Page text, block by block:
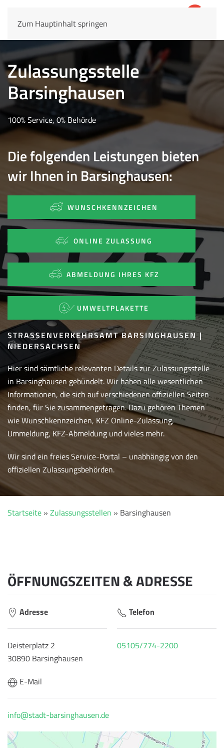
Zum Hauptinhalt springen
Zulassungsstelle
Barsinghausen
100% Service, 0% Behörde
Die folgenden Leistungen bieten
wir Ihnen in Barsinghausen:
WUNSCHKENNZEICHEN
ONLINE ZULASSUNG
ABMELDUNG IHRES KFZ
UMWELTPLAKETTE
STRASSENVERKEHRSAMT BARSINGHAUSEN | N
IEDERSACHSEN
Hier sind sämtliche relevanten Details zur Zulassungsstelle
in Barsinghausen gebündelt. Wir haben alle wesentlichen
Informationen, die sich auf verschiedenen offiziellen Seiten
finden, für Sie zusammengetragen. Dazu gehören Themen
wie Wunschkennzeichen, KFZ Online-Zulassung,
Ummeldung, KFZ-Abmeldung und vieles mehr.
Wir sind ein freies Service-Portal – unabhängig von den
offiziellen Zulassungsbehörden.
Startseite » Zulassungsstellen » Barsinghausen
ÖFFNUNGSZEITEN & ADRESSE
Adresse
Deisterplatz 2
30890 Barsinghausen
Telefon
05105/774-2200
E-Mail
info@stadt-barsinghausen.de